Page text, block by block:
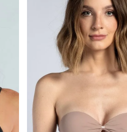
Cintura Alta
Egípcio
Sustentação
Bojo Aro